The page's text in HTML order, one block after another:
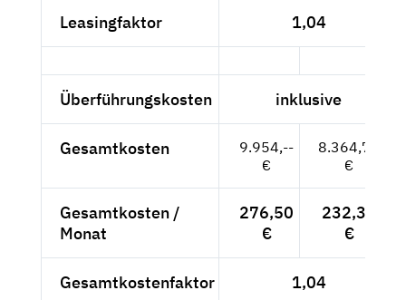
Leasingfaktor 1,04
Überführungskosten inklusive
Gesamtkosten
9.954,--
€
8.364,71
€
Gesamtkosten /
Monat
276,50
€
232,35
€
Gesamtkostenfaktor 1,04